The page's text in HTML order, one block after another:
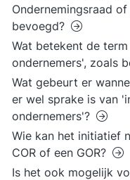
Ondernemingsraad
bevoegd?
Wat betekent de
ondernemers', zoals
Wat gebeurt er
er wel sprake is van
ondernemers'?
Wie kan het initiatief
COR of een GOR?
Is het ook mogelijk